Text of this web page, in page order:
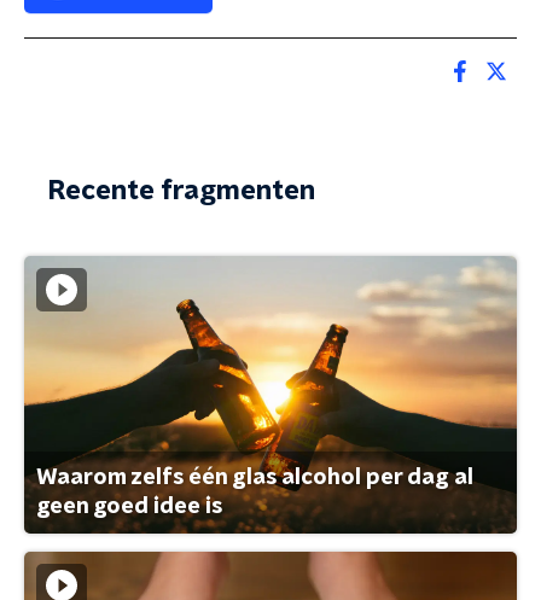
Recente fragmenten
Waarom zelfs één glas alcohol per dag al
geen goed idee is